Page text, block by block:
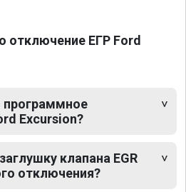
отключение ЕГР Ford
программное
Excursion?
клапана EGR
отключения?